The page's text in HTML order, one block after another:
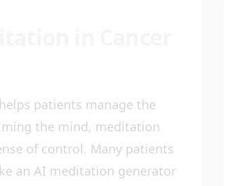
patients manage the
the mind, meditation
of control. Many patients
an AI meditation generator